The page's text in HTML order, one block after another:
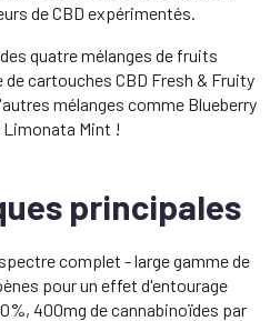
de CBD expérimentés.
quatre mélanges de fruits
cartouches CBD Fresh & Fruity
mélanges comme Blueberry
Mint !
principales
complet - large gamme de
pour un effet d'entourage
400mg de cannabinoïdes par